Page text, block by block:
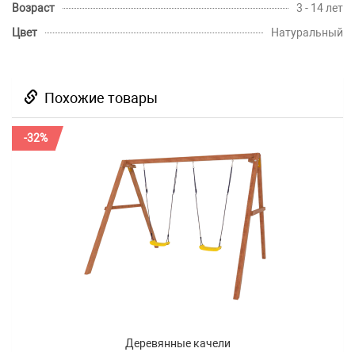
Возраст
3 - 14 лет
Цвет
Натуральный
Похожие товары
-32%
Деревянные качели